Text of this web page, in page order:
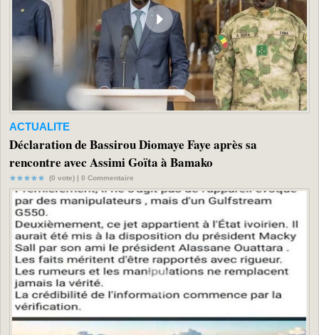
ACTUALITE
Déclaration de Bassirou Diomaye Faye après sa
rencontre avec Assimi Goïta à Bamako
(0 vote) | 0 Commentaire